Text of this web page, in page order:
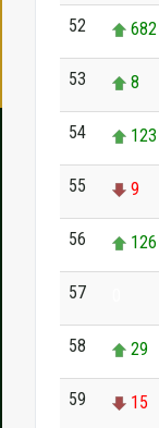
52 682
53 8
54 123
55 9
56 126
57
58 29
59 15